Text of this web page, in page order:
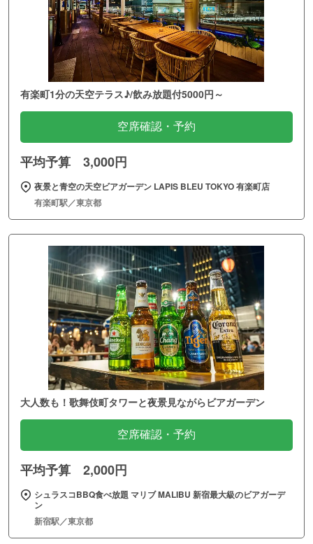
有楽町1分の天空テラス♪/飲み放題付5000円～
空席確認・予約
平均予算 3,000円
夜景と青空の天空ビアガーデン LAPIS BLEU TOKYO 有楽町店
有楽町駅／東京都
大人数も！歌舞伎町タワーと夜景見ながらビアガーデン
空席確認・予約
平均予算 2,000円
シュラスコBBQ食べ放題 マリブ MALIBU 新宿最大級のビアガーデ
ン
新宿駅／東京都